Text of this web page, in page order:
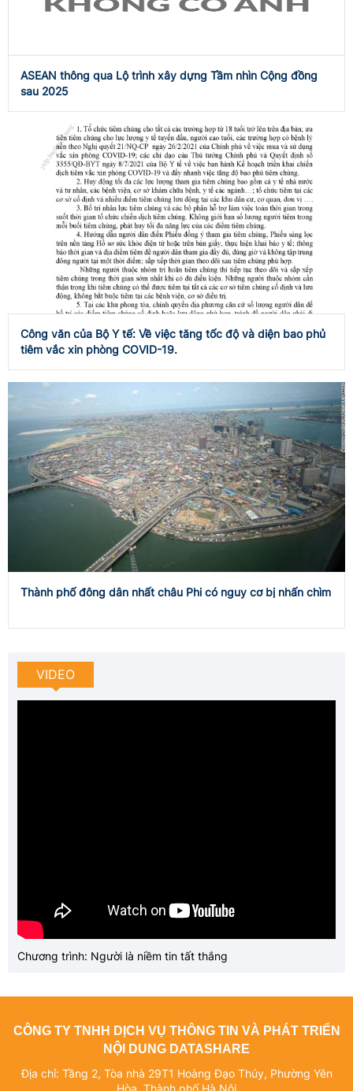
ASEAN thông qua Lộ trình xây dựng Tầm nhìn Cộng đồng
sau 2025
Công văn của Bộ Y tế: Về việc tăng tốc độ và diện bao phủ
tiêm vắc xin phòng COVID-19.
Thành phố đông dân nhất châu Phi có nguy cơ bị nhấn chìm
VIDEO
Chương trình: Người là niềm tin tất thắng
CÔNG TY TNHH DỊCH VỤ THÔNG TIN VÀ PHÁT TRIỂN
NỘI DUNG DATASHARE
Địa chỉ: Tầng 2, Tòa nhà 29T1 Hoàng Đạo Thúy, Phường Yên